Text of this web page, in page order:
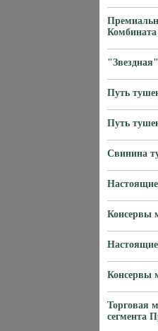
Комбината
Путь
Путь
Свинина
Консервы
Консервы
Торговая
сегмента